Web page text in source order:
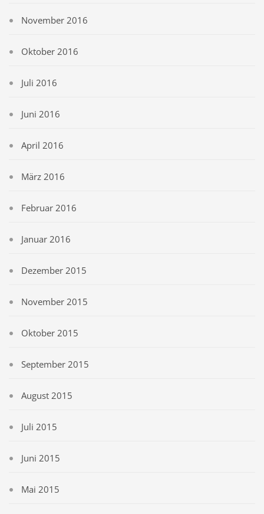
November 2016
Oktober 2016
Juli 2016
Juni 2016
April 2016
März 2016
Februar 2016
Januar 2016
Dezember 2015
November 2015
Oktober 2015
September 2015
August 2015
Juli 2015
Juni 2015
Mai 2015